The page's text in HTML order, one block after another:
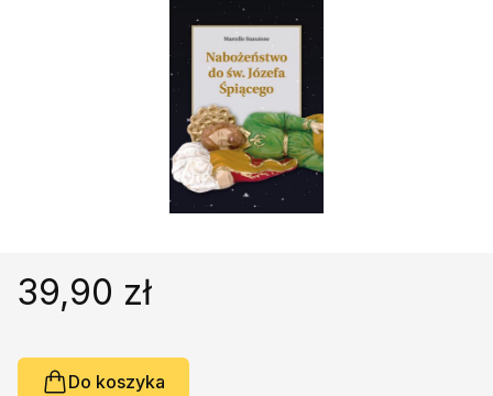
Poradniki, leksykony...
Promocja
39,90 zł
Do koszyka